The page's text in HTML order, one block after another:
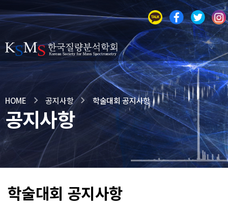
HOME 공지사항 학술대회 공지사항
공지사항
학술대회 공지사항